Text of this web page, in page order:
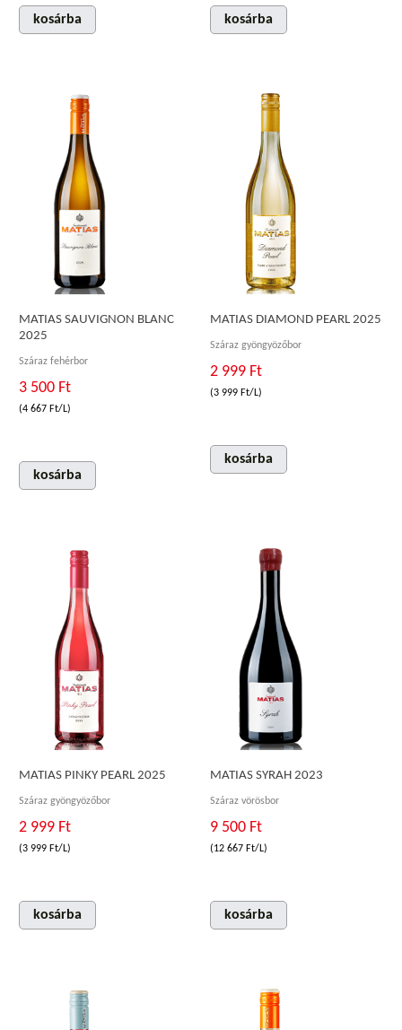
kosárba kosárba
MATIAS SAUVIGNON BLANC
2025
Száraz fehérbor
3 500 Ft
(4 667 Ft/L)
kosárba
MATIAS DIAMOND PEARL 2025
Száraz gyöngyözőbor
2 999 Ft
(3 999 Ft/L)
kosárba
MATIAS PINKY PEARL 2025
Száraz gyöngyözőbor
2 999 Ft
(3 999 Ft/L)
kosárba
MATIAS SYRAH 2023
Száraz vörösbor
9 500 Ft
(12 667 Ft/L)
kosárba